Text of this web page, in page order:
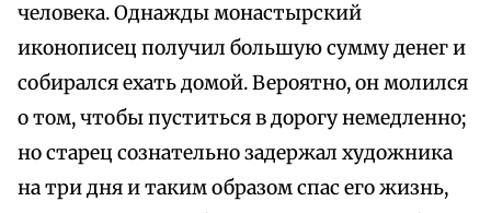
человека. Однажды монастырский
иконописец получил большую сумму денег и
собирался ехать домой. Вероятно, он молился
о том, чтобы пуститься в дорогу немедленно;
но старец сознательно задержал художника
на три дня и таким образом спас его жизнь,